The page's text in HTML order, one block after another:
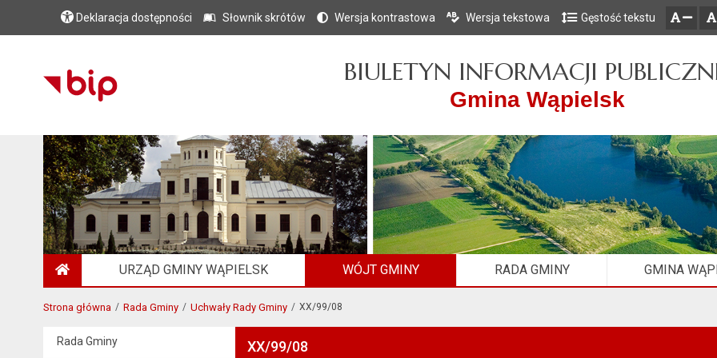
Przejdź do głównego menu
Przejdź do treści
Przejdź do mapy serwisu
Deklaracja dostępności Słownik skrótów Wersja kontrastowa Wersja tekstowa Gęstość tekstu
BIULETYN INFORMACJI
Gmina Wąpielsk
URZĄD GMINY WĄPIELSK WÓJT GMINY RADA GMINY GMINA
Strona główna Rada Gminy Uchwały Rady Gminy XX/99/08
Rada Gminy XX/99/08